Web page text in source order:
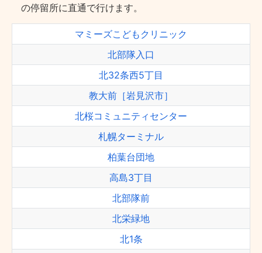
の停留所に直通で行けます。
マミーズこどもクリニック
北部隊入口
北32条西5丁目
教大前［岩見沢市］
北桜コミュニティセンター
札幌ターミナル
柏葉台団地
高島3丁目
北部隊前
北栄緑地
北1条